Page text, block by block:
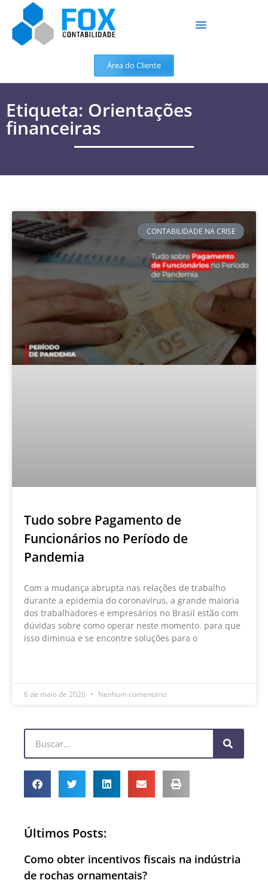
Área do Cliente
Etiqueta: Orientações
financeiras
CONTABILIDADE NA CRISE
Tudo sobre Pagamento de
Funcionários no Período de
Pandemia
Com a mudança abrupta nas relações de trabalho
durante a epidemia do coronavírus, a grande maioria
dos trabalhadores e empresários no Brasil estão com
dúvidas sobre como operar neste momento. para que
isso diminua e se encontre soluções para o
6 de maio de 2020 Nenhum comentário
Últimos Posts:
Como obter incentivos fiscais na indústria
de rochas ornamentais?